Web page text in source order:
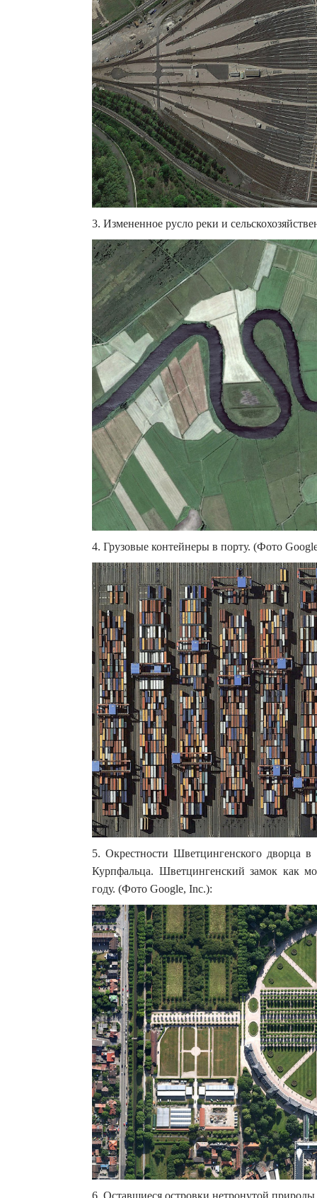
3. Измененное русло реки и
4. Грузовые контейнеры в порту. (Фото
5. Окрестности Шветцингенского дворца
Курпфальца. Шветцингенский замок как
году. (Фото Google, Inc.):
6. Оставшиеся островки нетронутой